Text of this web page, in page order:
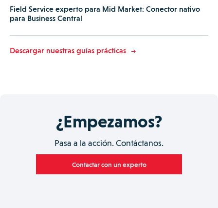
Field Service experto para Mid Market: Conector nativo
para Business Central
Descargar nuestras guías prácticas
¿Empezamos?
Pasa a la acción. Contáctanos.
Contactar con un experto